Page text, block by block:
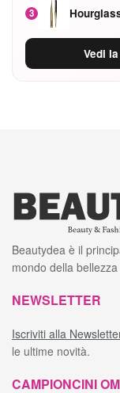
3
Vedi
Beautydea è il
mondo della
NEWSLETTER
Iscriviti alla
le ultime novità.
CAMPIONCINI